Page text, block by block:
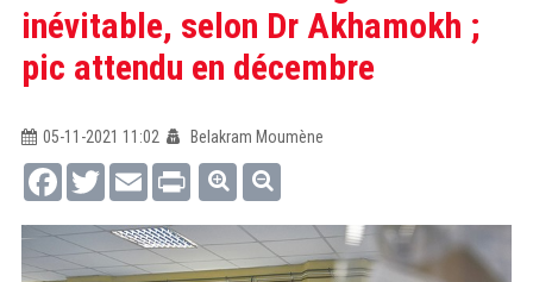
inévitable, selon Dr Akhamokh ;
pic attendu en décembre
05-11-2021 11:02
Belakram Moumène
FacebookTwitterEmail Print